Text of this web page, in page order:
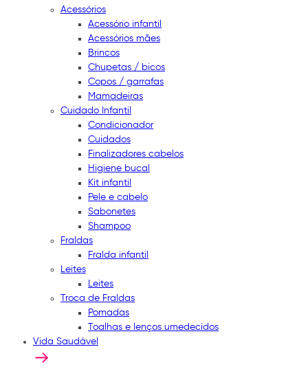
Acessórios
Acessório infantil
Acessórios mães
Brincos
Chupetas / bicos
Copos / garrafas
Mamadeiras
Cuidado Infantil
Condicionador
Cuidados
Finalizadores cabelos
Higiene bucal
Kit infantil
Pele e cabelo
Sabonetes
Shampoo
Fraldas
Fralda infantil
Leites
Leites
Troca de Fraldas
Pomadas
Toalhas e lenços umedecidos
Vida Saudável